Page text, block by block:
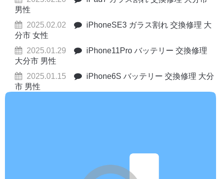
男性
2025.02.02
iPhoneSE3 ガラス割れ 交換修理 大
分市 女性
2025.01.29
iPhone11Pro バッテリー 交換修理
大分市 男性
2025.01.15
iPhone6S バッテリー 交換修理 大分
市 男性